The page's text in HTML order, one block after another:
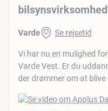
Varde Se rejsetid
Vi har nu en mulighed
Varde Vest. Er du
der drømmer om at blive